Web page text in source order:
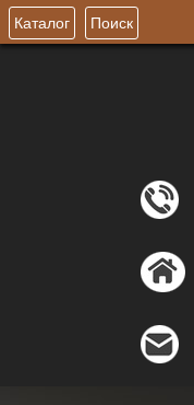
Каталог Поиск